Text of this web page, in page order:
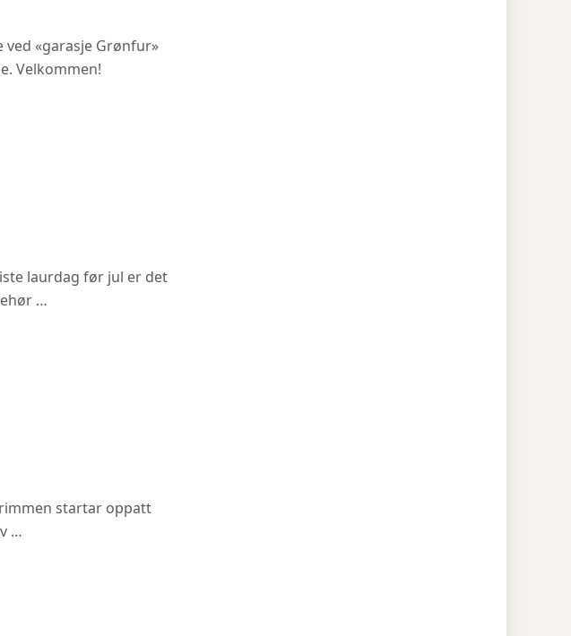
«garasje Grønfur»
Velkommen!
laurdag før jul er det
…
startar oppatt
…